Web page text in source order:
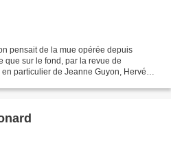
pensait de la mue opérée depuis
que sur le fond, par la revue de
particulier de Jeanne Guyon, Hervé